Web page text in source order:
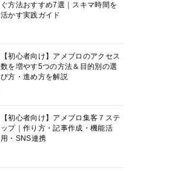
ぐ方法おすすめ7選｜スキマ時間を
活かす実践ガイド
【初心者向け】アメブロのアクセス
数を増やす5つの方法＆目的別の選
び方・進め方を解説
【初心者向け】アメブロ集客７ステ
ップ｜作り方・記事作成・機能活
用・SNS連携